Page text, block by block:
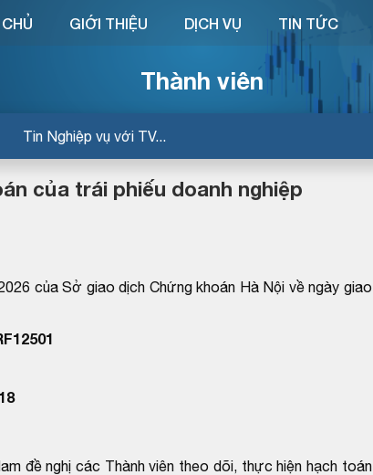
Thành viên
Tin Nghiệp vụ với TV...
GIỚI THIỆU DỊCH VỤ TIN TỨC
của trái phiếu doanh nghiệp
của Sở giao dịch Chứng khoán Hà Nội về ngày giao
đề nghị các Thành viên theo dõi, thực hiện hạch toán